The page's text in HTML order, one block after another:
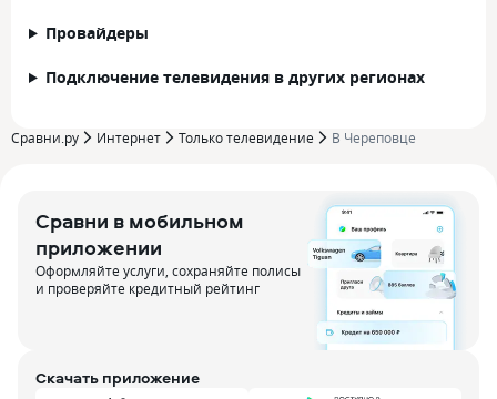
Провайдеры
Подключение телевидения в других регионах
Сравни.ру Интернет Только телевидение В Череповце
Сравни в мобильном
приложении
Оформляйте услуги, сохраняйте полисы
и проверяйте кредитный рейтинг
Скачать приложение